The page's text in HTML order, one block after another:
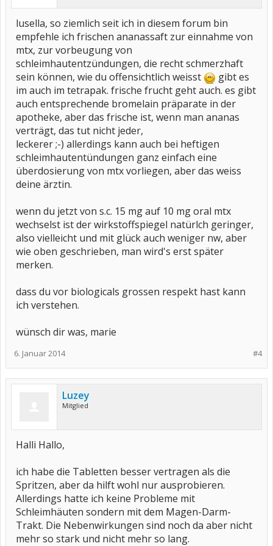
lusella, so ziemlich seit ich in diesem forum bin
empfehle ich frischen ananassaft zur einnahme von
mtx, zur vorbeugung von
schleimhautentzündungen, die recht schmerzhaft
sein können, wie du offensichtlich weisst
gibt es
im auch im tetrapak. frische frucht geht auch. es gibt
auch entsprechende bromelain präparate in der
apotheke, aber das frische ist, wenn man ananas
verträgt, das tut nicht jeder,
leckerer ;-) allerdings kann auch bei heftigen
schleimhautentündungen ganz einfach eine
überdosierung von mtx vorliegen, aber das weiss
deine ärztin.
wenn du jetzt von s.c. 15 mg auf 10 mg oral mtx
wechselst ist der wirkstoffspiegel natürlch geringer,
also vielleicht und mit glück auch weniger nw, aber
wie oben geschrieben, man wird's erst später
merken.
dass du vor biologicals grossen respekt hast kann
ich verstehen.
wünsch dir was, marie
#4
6. Januar 2014
Luzey
Mitglied
Halli Hallo,
ich habe die Tabletten besser vertragen als die
Spritzen, aber da hilft wohl nur ausprobieren.
Allerdings hatte ich keine Probleme mit
Schleimhäuten sondern mit dem Magen-Darm-
Trakt. Die Nebenwirkungen sind noch da aber nicht
mehr so stark und nicht mehr so lang.